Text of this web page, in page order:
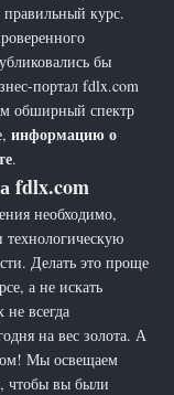
правильный курс.
бы
портал fdlx.com
обширный спектр
информацию о
.
fdlx.com
необходимо,
Делать это проще
а не искать
всегда
на вес золота. А
Мы освещаем
чтобы вы были